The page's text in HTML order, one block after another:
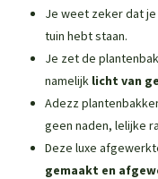
Je weet zeker dat je
tuin hebt staan.
Je zet de
namelijk licht van
Adezz
geen naden, lelijke
Deze luxe
gemaakt en